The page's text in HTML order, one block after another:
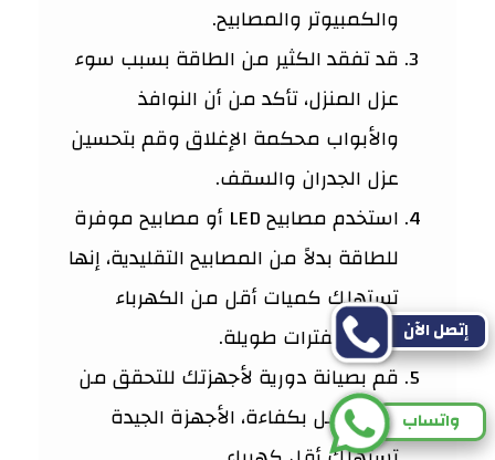
والكمبيوتر والمصابيح.
قد تفقد الكثير من الطاقة بسبب سوء
عزل المنزل، تأكد من أن النوافذ
والأبواب محكمة الإغلاق وقم بتحسين
عزل الجدران والسقف.
استخدم مصابيح LED أو مصابيح موفرة
للطاقة بدلاً من المصابيح التقليدية، إنها
تستهلك كميات أقل من الكهرباء
وتدوم لفترات طويلة.
قم بصيانة دورية لأجهزتك للتحقق من
أنها تعمل بكفاءة، الأجهزة الجيدة
إتصل الآن
واتساب